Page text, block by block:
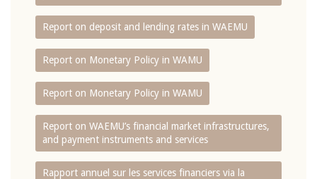
Report on deposit and lending rates in WAEMU
Report on Monetary Policy in WAMU
Report on Monetary Policy in WAMU
Report on WAEMU’s financial market infrastructures,
and payment instruments and services
Rapport annuel sur les services financiers via la